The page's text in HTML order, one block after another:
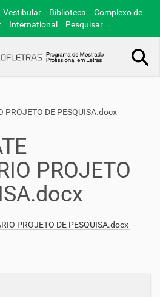
Vestibular Biblioteca
Complexo de
International Pesquisar
PROJETO DE PESQUISA.docx
PROJETO
PROJETO DE PESQUISA.docx—